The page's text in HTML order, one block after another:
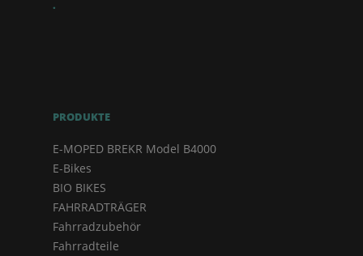
.
PRODUKTE
E-MOPED BREKR Model B4000
E-Bikes
BIO BIKES
FAHRRADTRÄGER
Fahrradzubehör
Fahrradteile